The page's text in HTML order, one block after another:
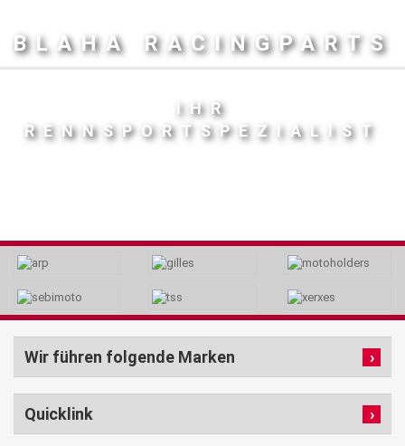
BLAHA RACINGPARTS
IHR
RENNSPORTSPEZIALIST
Wir führen folgende Marken
Quicklink